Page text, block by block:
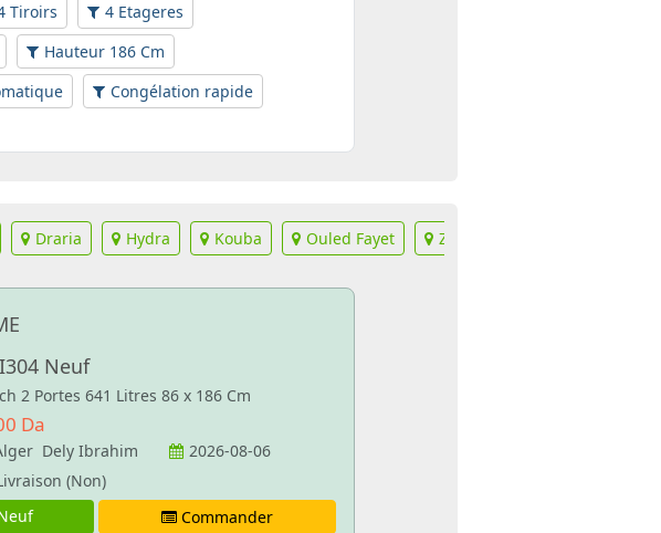
Tiroirs
4 Etageres
Hauteur 186 Cm
Congélation rapide
Draria Hydra Kouba Ouled Fayet Zeralda
Neuf
2 Portes 641 Litres 86 x 186 Cm
Da
Dely Ibrahim
2026-08-06
(Non)
Commander